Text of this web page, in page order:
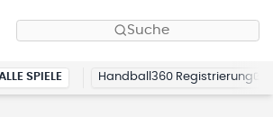
Suche
SPIELE Handball360 Registrierung